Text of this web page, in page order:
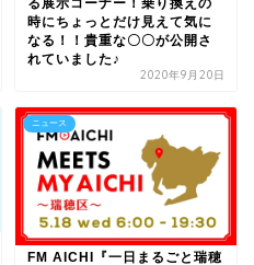
る展示コーナー！乗り換えの
時にちょっとだけ見えて気に
なる！！貴重な〇〇が公開さ
れていました♪
2020年9月20日
ニュース
FM AICHI『一日まるごと瑞穂